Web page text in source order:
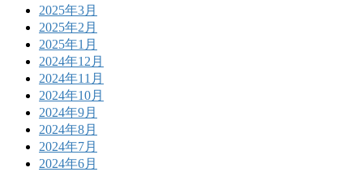
2025年3月
2025年2月
2025年1月
2024年12月
2024年11月
2024年10月
2024年9月
2024年8月
2024年7月
2024年6月